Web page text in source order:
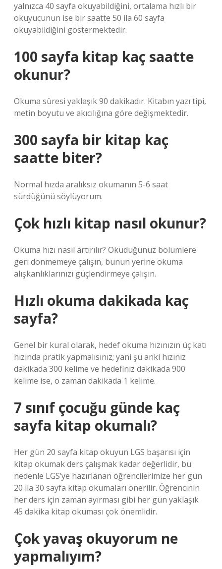
yalnızca 40 sayfa okuyabildiğini, ortalama hızlı bir
okuyucunun ise bir saatte 50 ila 60 sayfa
okuyabildiğini göstermektedir.
100 sayfa kitap kaç saatte
okunur?
Okuma süresi yaklaşık 90 dakikadır. Kitabın yazı tipi,
metin boyutu ve akıcılığına göre değişmektedir.
300 sayfa bir kitap kaç
saatte biter?
Normal hızda aralıksız okumanın 5-6 saat
sürdüğünü söylüyorum.
Çok hızlı kitap nasıl okunur?
Okuma hızı nasıl artırılır? Okuduğunuz bölümlere
geri dönmemeye çalışın, bunun yerine okuma
alışkanlıklarınızı güçlendirmeye çalışın.
Hızlı okuma dakikada kaç
sayfa?
Genel bir kural olarak, hedef okuma hızınızın üç katı
hızında pratik yapmalısınız; yani şu anki hızınız
dakikada 300 kelime ve hedefiniz dakikada 900
kelime ise, o zaman dakikada 1 kelime.
7 sınıf çocuğu günde kaç
sayfa kitap okumalı?
Her gün 20 sayfa kitap okuyun LGS başarısı için
kitap okumak ders çalışmak kadar değerlidir, bu
nedenle LGS’ye hazırlanan öğrencilerimize her gün
20 ila 30 sayfa kitap okumaları önerilir. Öğrencinin
her ders için zaman ayırması gibi her gün yaklaşık
45 dakika kitap okuması çok önemlidir.
Çok yavaş okuyorum ne
yapmalıyım?